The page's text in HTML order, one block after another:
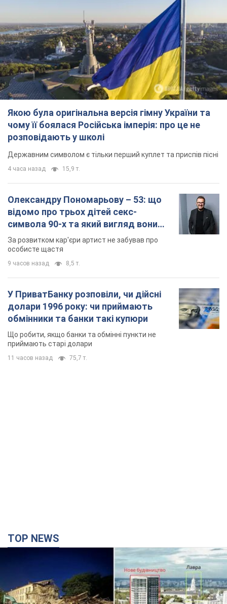
Якою була оригінальна версія гімну України та
чому її боялася Російська імперія: про це не
розповідають у школі
Державним символом є тільки перший куплет та приспів пісні
4 часа назад 15,9 т.
Олександру Пономарьову – 53: що
відомо про трьох дітей секс-
символа 90-х та який вигляд вони
мають
За розвитком кар'єри артист не забував про
особисте щастя
9 часов назад 8,5 т.
У ПриватБанку розповіли, чи дійсні
долари 1996 року: чи приймають
обмінники та банки такі купюри
Що робити, якщо банки та обмінні пункти не
приймають старі долари
11 часов назад 75,7 т.
TOP NEWS